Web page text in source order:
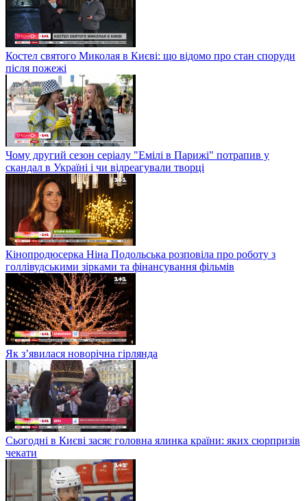
Костел святого Миколая в Києві: що відомо про стан споруди
після пожежі
Чому другий сезон серіалу "Емілі в Парижі" потрапив у
скандал в Україні і чи відреагували творці
Кінопродюсерка Ніна Подольська розповіла про роботу з
голлівудськими зірками та фінансування фільмів
Як з’явилася новорічна гірлянда
Сьогодні в Києві засяє головна ялинка країни: яких сюрпризів
чекати